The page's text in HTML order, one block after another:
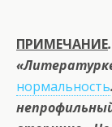
ПРИМЕЧАНИЕ
нормальность